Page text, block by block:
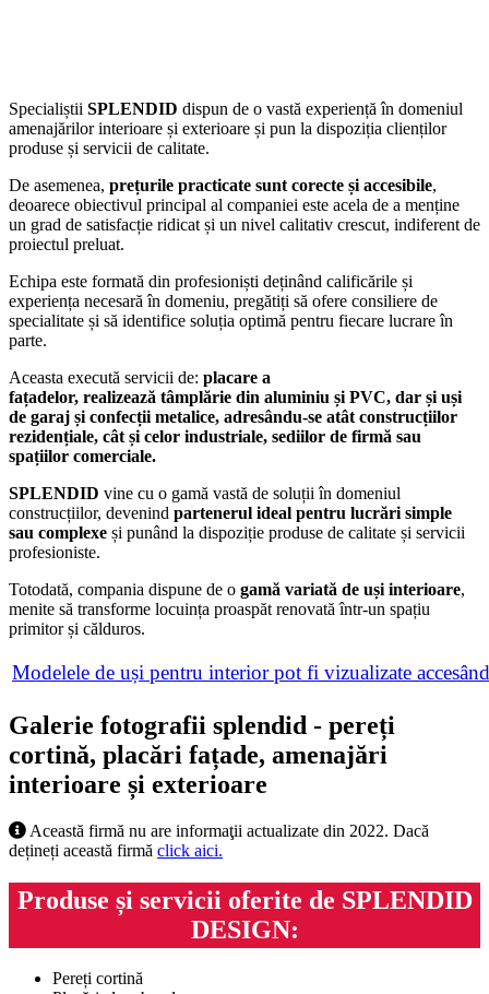
Specialiștii SPLENDID dispun de o vastă experiență în domeniul
amenajărilor interioare și exterioare și pun la dispoziția clienților
produse și servicii de calitate.
De asemenea, prețurile practicate sunt corecte și accesibile,
deoarece obiectivul principal al companiei este acela de a menține
un grad de satisfacție ridicat și un nivel calitativ crescut, indiferent de
proiectul preluat.
Echipa este formată din profesioniști deținând calificările și
experiența necesară în domeniu, pregătiți să ofere consiliere de
specialitate și să identifice soluția optimă pentru fiecare lucrare în
parte.
Aceasta execută servicii de: placare a
fațadelor, realizează tâmplărie din aluminiu și PVC, dar și uși
de garaj și confecții metalice, adresându-se atât construcțiilor
rezidențiale, cât și celor industriale, sediilor de firmă sau
spațiilor comerciale.
SPLENDID vine cu o gamă vastă de soluții în domeniul
construcțiilor, devenind partenerul ideal pentru lucrări simple
sau complexe și punând la dispoziție produse de calitate și servicii
profesioniste.
Totodată, compania dispune de o gamă variată de uși interioare,
menite să transforme locuința proaspăt renovată într-un spațiu
primitor și călduros.
Modelele de uși pentru interior pot fi vizualizate
Galerie fotografii splendid - pereți
cortină, placări fațade, amenajări
interioare și exterioare
Această firmă nu are informaţii actualizate din 2022. Dacă
dețineți această firmă click aici.
Produse și servicii oferite de SPLENDID
DESIGN:
Pereți cortină